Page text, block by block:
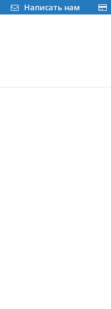
Написать нам